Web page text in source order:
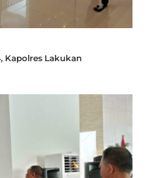
Kapolres Lakukan